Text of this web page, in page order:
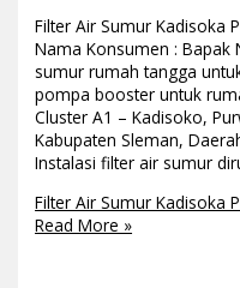
Filter Air Sumur Kadisoka
Nama Konsumen : Bapak
sumur rumah tangga
pompa booster untuk
Cluster A1 – Kadisoko,
Kabupaten Sleman,
Instalasi filter air sumur
Filter Air Sumur Kadisoka
Read More »